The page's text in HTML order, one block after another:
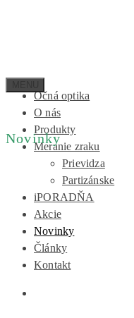
Očná optika
O nás
Produkty
Meranie zraku
Prievidza
Partizánske
iPORADŇA
Akcie
Novinky
Články
Kontakt
Novinky